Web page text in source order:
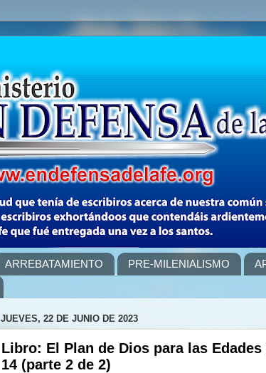
ARREBATAMIENTO PRE-MILENIALISMO
JUEVES, 22 DE JUNIO DE 2023
Libro: El Plan de Dios para las
14 (parte 2 de 2)